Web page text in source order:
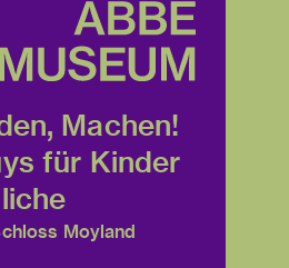
Machen!
für Kinder
Moyland